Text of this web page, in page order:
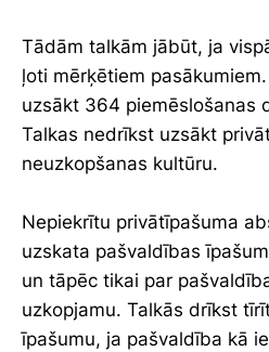
Tādām talkām jābūt, ja
ļoti mērķētiem
uzsākt 364 piemēslošanas
Talkas nedrīkst uzsākt
neuzkopšanas kultūru.
Nepiekrītu privātīpašuma
uzskata pašvaldības
un tāpēc tikai par
uzkopjamu. Talkās drīkst
īpašumu, ja pašvaldība kā